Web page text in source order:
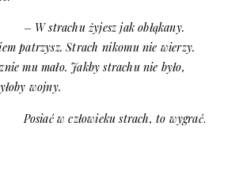
– Wstrachużyjesz jak obłąkany.
patrzysz. Strach nikomu nie wierzy.
mu mało. Jakby strachu nie było,
wojny.
Posiać w człowieku strach, to wygrać.